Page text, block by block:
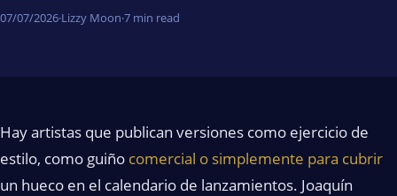
07/07/2026·Lizzy Moon·7 min read
Hay artistas que publican versiones como ejercicio de
estilo, como guiño comercial o simplemente para cubrir
un hueco en el calendario de lanzamientos. Joaquín